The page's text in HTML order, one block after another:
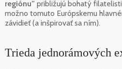
regiónu” približujú bohatý
možno tomuto Európskemu
závidieť (a inšpirovať sa ním).
Trieda jednorámových